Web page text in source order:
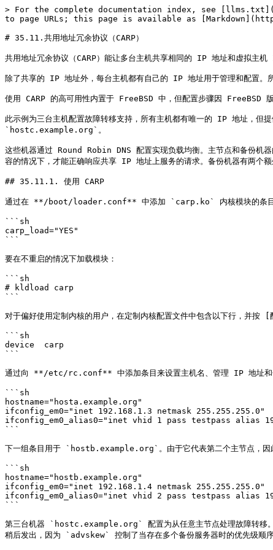
> For the complete documentation index, see
to page URLs; this page is available as
# 35.11.共用地址冗余协议（CARP）
共用地址冗余协议（CARP）能让多台主机共享相同的 IP 地址和虚拟主
除了共享的 IP 地址外，每台主机都有自己的 IP 地址用于管理和配置
使用 CARP 的高可用性内置于 FreeBSD 中，但配置步骤因 FreeBSD
此示例为三台主机配置故障转移支持，所有主机都有唯一的 IP 地址
`hostc.example.org`。
这些机器通过 Round Robin DNS 配置实现负载均衡。主节点和备份机器
容的情况下，才能正确响应共享 IP 地址上服务的请求。备份机器有两个
## 35.11.1. 使用 CARP
通过在 **/boot/loader.conf** 中添加 `carp.ko` 内核模块的条目，
```sh
carp_load="YES"
```
要在不重启的情况下加载模块：
```sh
# kldload carp
```
对于偏好使用定制内核的用户，在定制内核配置文件中包含以下
```sh
device	carp
```
通过向 **/etc/rc.conf** 中添加条目来设置主机名、管理 IP 地址
```sh
hostname="hosta.example.org"
ifconfig_em0="inet 192.168.1.3 netmask 255.255.255.0"
ifconfig_em0_alias0="inet vhid 1 pass testpass alias
```
下一组条目用于 `hostb.example.org`。由于它代表第二个主节点，因
```sh
hostname="hostb.example.org"
ifconfig_em0="inet 192.168.1.4 netmask 255.255.255.0"
ifconfig_em0_alias0="inet vhid 2 pass testpass alias
```
第三台机器 `hostc.example.org` 配置为从任意主节点处理故障转移。
稍后发出，因为 `advskew` 控制了当存在多个备份服务器时的优先级顺序